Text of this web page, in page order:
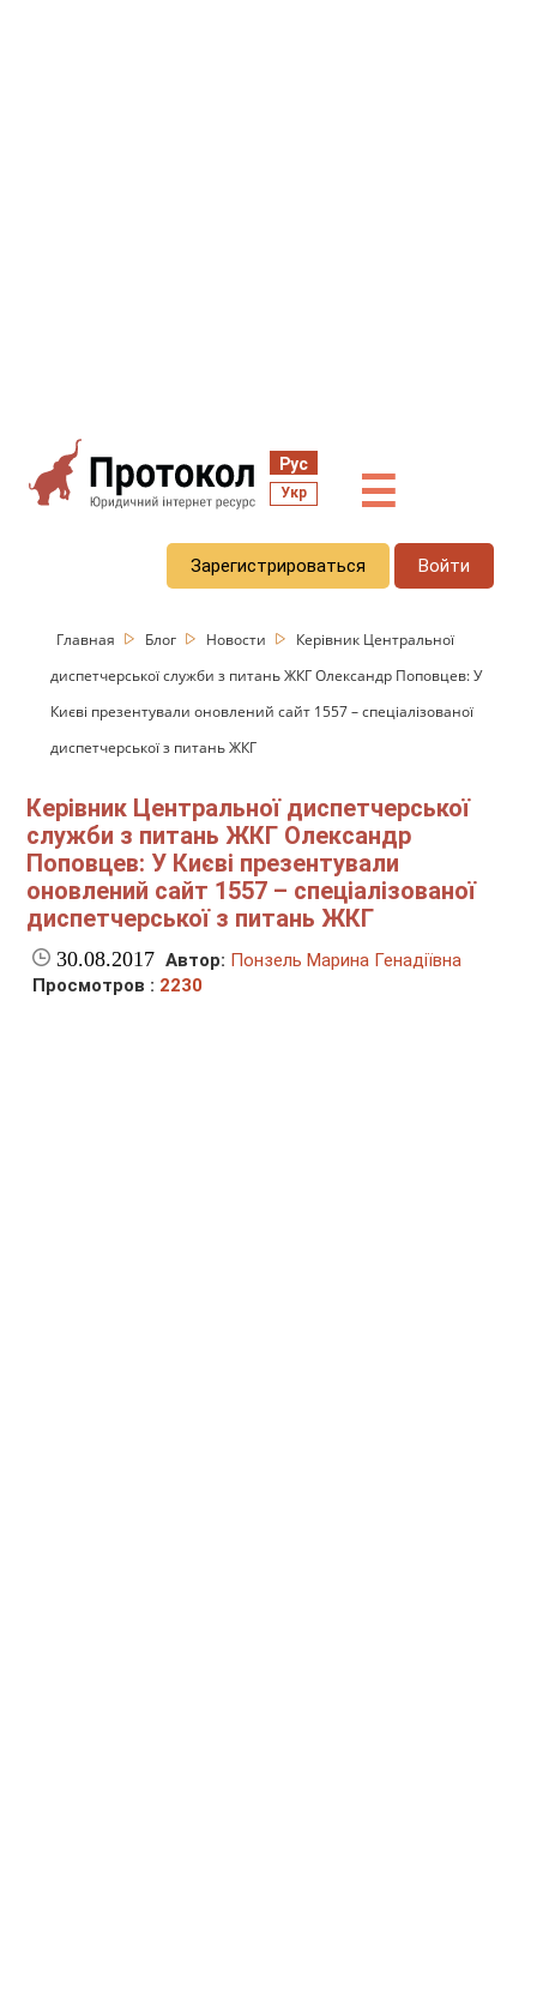
Рус
Укр ☰
Зарегистрироваться Войти
Главная Блог Новости
Керівник Центральної
диспетчерської служби з питань ЖКГ Олександр Поповцев: У
Києві презентували оновлений сайт 1557 – спеціалізованої
диспетчерської з питань ЖКГ
Керівник Центральної диспетчерської
служби з питань ЖКГ Олександр
Поповцев: У Києві презентували
оновлений сайт 1557 – спеціалізованої
диспетчерської з питань ЖКГ
30.08.2017 Автор: Понзель Марина Генадіївна
Просмотров : 2230